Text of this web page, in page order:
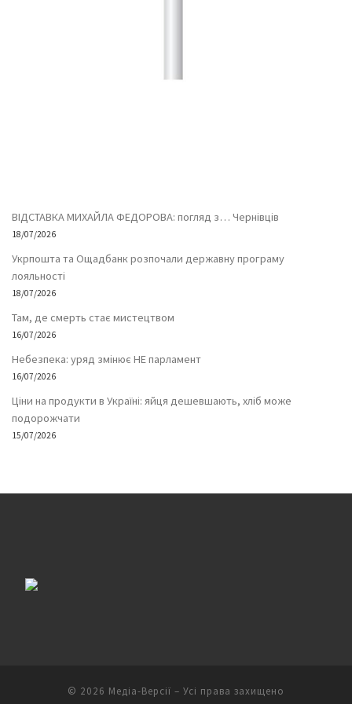
ВІДСТАВКА МИХАЙЛА ФЕДОРОВА: погляд з… Чернівців
18/07/2026
Укрпошта та Ощадбанк розпочали державну програму
лояльності
18/07/2026
Там, де смерть стає мистецтвом
16/07/2026
Небезпека: уряд змінює НЕ парламент
16/07/2026
Ціни на продукти в Україні: яйця дешевшають, хліб може
подорожчати
15/07/2026
© 2026 Медіа-Версії – Усі права захищено